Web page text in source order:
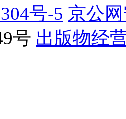
号-5 京公
号 出版物经